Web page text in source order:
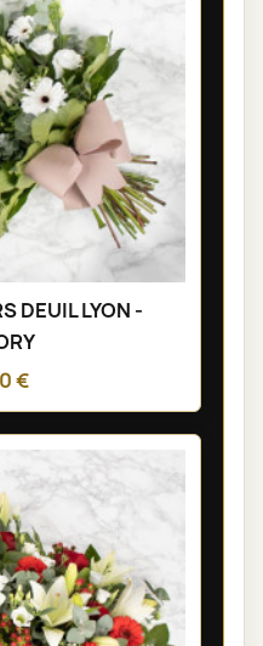
DEUIL LYON -
€